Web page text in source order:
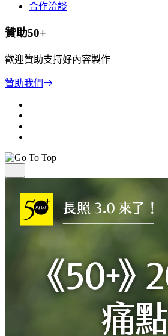
合作洽談
贊助50+
歡迎贊助支持好內容製作
贊助我們